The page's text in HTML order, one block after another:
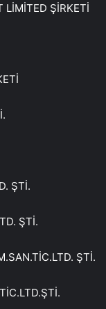
LİMİTED ŞİRKETİ
ŞTİ.
ŞTİ.
ŞTİ.